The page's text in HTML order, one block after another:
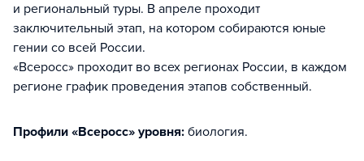
и региональный туры. В апреле проходит
заключительный этап, на котором собираются юные
гении со всей России.
«Всеросс» проходит во всех регионах России, в каждом
регионе график проведения этапов собственный.
Профили «Всеросс» уровня: биология.